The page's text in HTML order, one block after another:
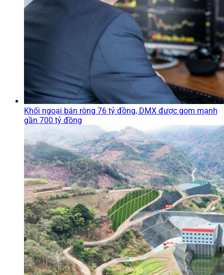
Khối ngoại bán ròng 76 tỷ đồng, DMX được gom mạnh
gần 700 tỷ đồng